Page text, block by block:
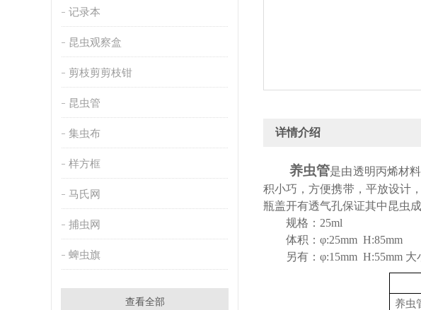
记录本
昆虫观察盒
剪枝剪剪枝钳
昆虫管
集虫布
样方框
马氏网
捕虫网
蜱虫旗
查看全部
详情介绍
养虫管是由透明丙烯材
积小巧，方便携带，平放设计
瓶盖开有透气孔保证其中昆虫
规格： 25ml
体积： φ:25mm H:85mm
另有 ： φ:15mm H:55mm 大
养虫